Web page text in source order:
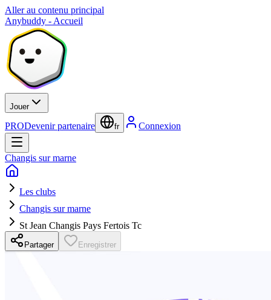
Aller au contenu principal
Anybuddy - Accueil
Jouer
PRODevenir partenaire fr Connexion
Changis sur marne
Les clubs
Changis sur marne
St Jean Changis Pays Fertois Tc
Partager Enregistrer